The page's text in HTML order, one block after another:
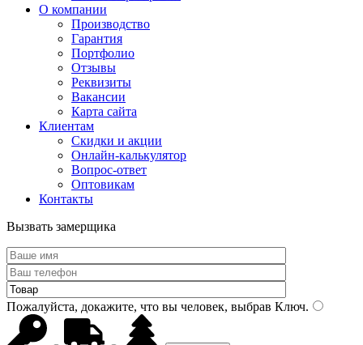
О компании
Производство
Гарантия
Портфолио
Отзывы
Реквизиты
Вакансии
Карта сайта
Клиентам
Скидки и акции
Онлайн-калькулятор
Вопрос-ответ
Оптовикам
Контакты
Вызвать замерщика
Пожалуйста, докажите, что вы человек, выбрав Ключ.